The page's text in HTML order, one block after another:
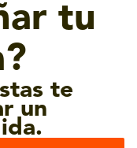
tu
te
un